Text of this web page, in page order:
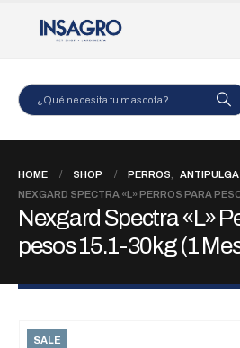
HOME SHOP PERROS
NEXGARD SPECTRA «L» PERROS PARA
Nexgard Spectra «L»
pesos 15.1-30kg (1
SALE